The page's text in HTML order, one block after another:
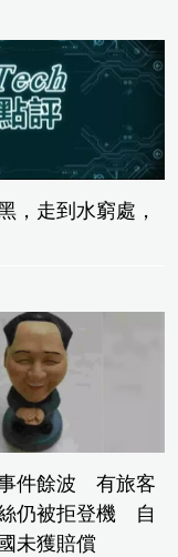
，走到水窮處，
件餘波 有旅客
仍被拒登機 自
未獲賠償